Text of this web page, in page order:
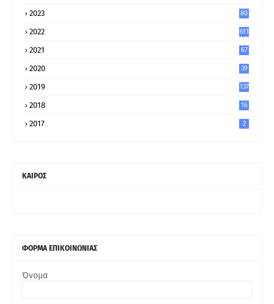
2023
80
2022 611
2021
67
2020
39
2019 137
2018 16
2017 2
ΚΑΙΡΟΣ
ΦΟΡΜΑ ΕΠΙΚΟΙΝΩΝΙΑΣ
Όνομα